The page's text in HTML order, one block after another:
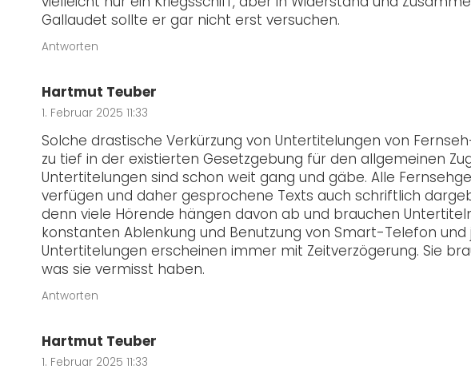
Gallaudet sollte er gar nicht erst versuchen.
Antworten
Hartmut Teuber
1. Februar 2025 11:33
Solche drastische Verkürzung von Untertitelungen von
zu tief in der existierten Gesetzgebung für den allgemeinen
Untertitelungen sind schon weit gang und gäbe. Alle
verfügen und daher gesprochene Texts auch schriftlich
denn viele Hörende hängen davon ab und brauchen
konstanten Ablenkung und Benutzung von Smart-Telefon
Untertitelungen erscheinen immer mit Zeitverzögerung. Sie
was sie vermisst haben.
Antworten
Hartmut Teuber
1. Februar 2025 11:33